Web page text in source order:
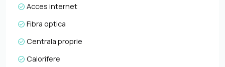
precum si doua locuri de parcare supraterane in curtea
imobilului. Proprietatea este supravegheata video si
Ideal pentru birouri de consultanta, arhitectura, IT sau
alte activitati desfasurate cu public restrans, spatiul este
Acces internet
Fibra optica
Centrala proprie
Calorifere